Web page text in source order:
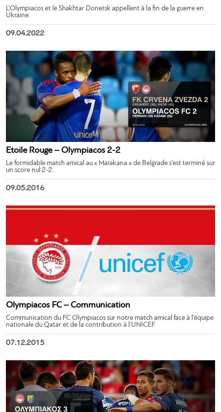
L’Olympiacos et le Shakhtar Donetsk appellent à la fin de la guerre en
Ukraine.
09.04.2022
Etoile Rouge – Olympiacos 2-2
Le formidable match amical au « Marakana » de Belgrade s’est terminé sur
un score nul 2-2.
09.05.2016
Olympiacos FC – Communication
Communication du FC Olympiacos sur notre match amical face à l’équipe
nationale du Qatar et de la contribution à l’UNICEF.
07.12.2015